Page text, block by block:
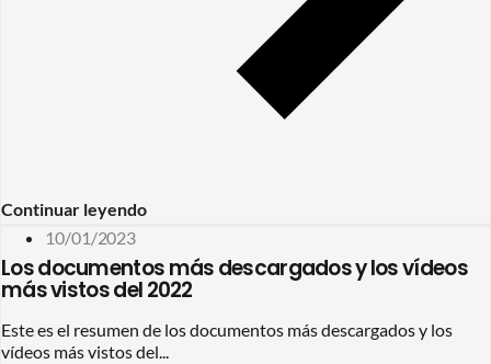
Continuar leyendo
10/01/2023
Los documentos más descargados y los vídeos
más vistos del 2022
Este es el resumen de los documentos más descargados y los
vídeos más vistos del...